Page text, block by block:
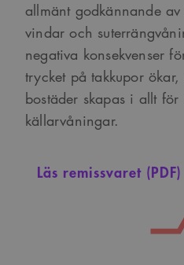
allmänt godkännande
vindar och
negativa konsekvenser
trycket på takkupor
bostäder skapas i allt
källarvåningar.
Läs remissvaret (PDF)